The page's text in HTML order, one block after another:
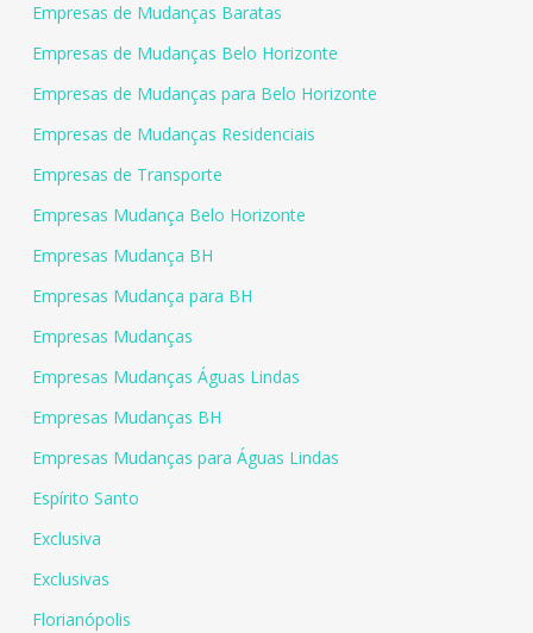
Empresas de Mudanças Baratas
Empresas de Mudanças Belo Horizonte
Empresas de Mudanças para Belo Horizonte
Empresas de Mudanças Residenciais
Empresas de Transporte
Empresas Mudança Belo Horizonte
Empresas Mudança BH
Empresas Mudança para BH
Empresas Mudanças
Empresas Mudanças Águas Lindas
Empresas Mudanças BH
Empresas Mudanças para Águas Lindas
Espírito Santo
Exclusiva
Exclusivas
Florianópolis